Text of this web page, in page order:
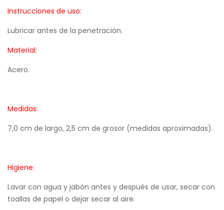
Instrucciones de uso:
Lubricar antes de la penetración.
Material:
Acero.
Medidas:
7,0 cm de largo, 2,5 cm de grosor (medidas aproximadas).
Higiene:
Lavar con agua y jabón antes y después de usar, secar con
toallas de papel o dejar secar al aire.